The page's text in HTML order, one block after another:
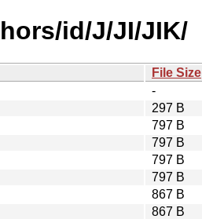
id/J/JI/JIK/
File Size
-
297 B
797 B
797 B
797 B
797 B
867 B
867 B